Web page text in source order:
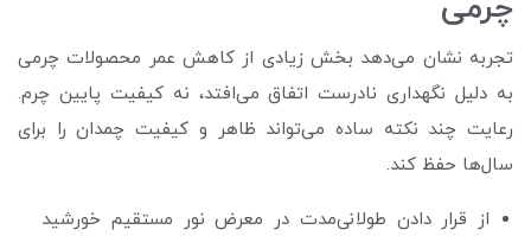
چرمی
تجربه نشان می‌دهد بخش زیادی از کاهش عمر محصولات چرمی
به دلیل نگهداری نادرست اتفاق می‌افتد، نه کیفیت پایین چرم.
رعایت چند نکته ساده می‌تواند ظاهر و کیفیت چمدان را برای
سال‌ها حفظ کند.
از قرار دادن طولانی‌مدت در معرض نور مستقیم خورشید